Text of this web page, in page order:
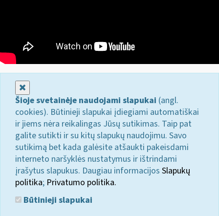
Šioje svetainėje naudojami slapukai (angl.
cookies). Būtinieji slapukai įdiegiami automatiškai
ir jiems nėra reikalingas Jūsų sutikimas. Taip pat
galite sutikti ir su kitų slapukų naudojimu. Savo
sutikimą bet kada galėsite atšaukti pakeisdami
interneto naršyklės nustatymus ir ištrindami
įrašytus slapukus. Daugiau informacijos Slapukų
politika; Privatumo politika.
Būtinieji slapukai